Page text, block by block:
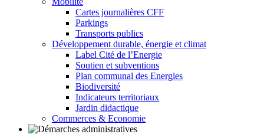
Cartes journalières CFF
Parkings
Transports publics
Développement durable, énergie et climat
Label Cité de l’Energie
Soutien et subventions
Plan communal des Energies
Biodiversité
Indicateurs territoriaux
Jardin didactique
Commerces & Economie